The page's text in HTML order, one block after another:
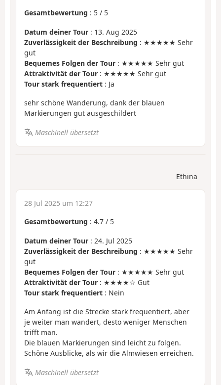
Gesamtbewertung : 5 / 5
Datum deiner Tour : 13. Aug 2025
Zuverlässigkeit der Beschreibung : ★★★★★ Sehr
gut
Bequemes Folgen der Tour : ★★★★★ Sehr gut
Attraktivität der Tour : ★★★★★ Sehr gut
Tour stark frequentiert : Ja
sehr schöne Wanderung, dank der blauen
Markierungen gut ausgeschildert
Maschinell übersetzt
Ethina
28 Jul 2025 um 12:27
Gesamtbewertung : 4.7 / 5
Datum deiner Tour : 24. Jul 2025
Zuverlässigkeit der Beschreibung : ★★★★★ Sehr
gut
Bequemes Folgen der Tour : ★★★★★ Sehr gut
Attraktivität der Tour : ★★★★☆ Gut
Tour stark frequentiert : Nein
Am Anfang ist die Strecke stark frequentiert, aber
je weiter man wandert, desto weniger Menschen
trifft man.
Die blauen Markierungen sind leicht zu folgen.
Schöne Ausblicke, als wir die Almwiesen erreichen.
Maschinell übersetzt